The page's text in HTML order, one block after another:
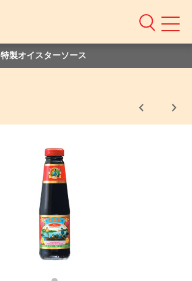
特製オイスターソース